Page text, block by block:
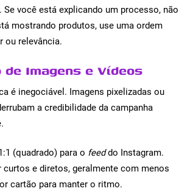
Se você está explicando um processo, não
mostrando produtos, use uma ordem
ou relevância.
de Imagens e Vídeos
é inegociável. Imagens pixelizadas ou
a credibilidade da campanha
(quadrado) para o feeddo Instagram.
curtos e diretos, geralmente com menos
cartão para manter o ritmo.